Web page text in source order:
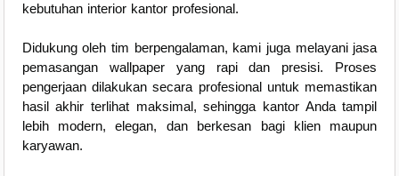
kebutuhan interior kantor profesional.
Didukung oleh tim berpengalaman, kami juga melayani jasa
pemasangan wallpaper yang rapi dan presisi. Proses
pengerjaan dilakukan secara profesional untuk memastikan
hasil akhir terlihat maksimal, sehingga kantor Anda tampil
lebih modern, elegan, dan berkesan bagi klien maupun
karyawan.